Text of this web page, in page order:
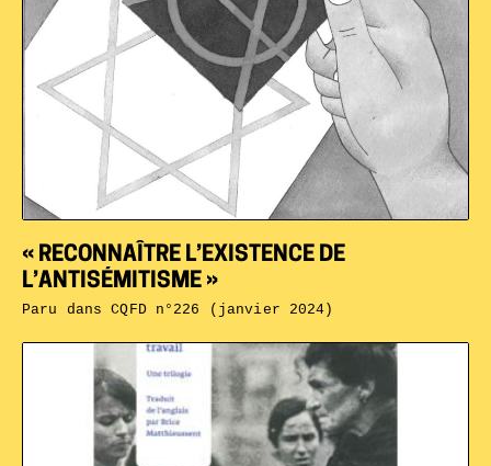
« RECONNAÎTRE L’EXISTENCE DE
L’ANTISÉMITISME »
Paru dansCQFD n°226 (janvier 2024)